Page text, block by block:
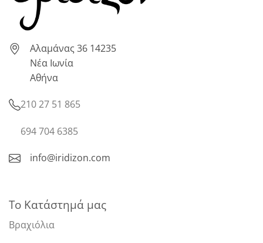
Αλαμάνας 36 14235
Νέα Ιωνία
Αθήνα
210 27 51 865
694 704 6385
info@iridizon.com
Το Κατάστημά μας
Βραχιόλια